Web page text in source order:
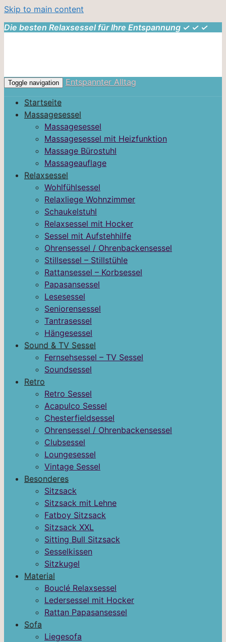
Skip to main content
Die besten Relaxsessel für Ihre Entspannung ✓ ✓ ✓
Toggle navigation
Entspannter Alltag
Startseite
Massagesessel
Massagesessel
Massagesessel mit Heizfunktion
Massage Bürostuhl
Massageauflage
Relaxsessel
Wohlfühlsessel
Relaxliege Wohnzimmer
Schaukelstuhl
Relaxsessel mit Hocker
Sessel mit Aufstehhilfe
Ohrensessel / Ohrenbackensessel
Stillsessel – Stillstühle
Rattansessel – Korbsessel
Papasansessel
Lesesessel
Seniorensessel
Tantrasessel
Hängesessel
Sound & TV Sessel
Fernsehsessel – TV Sessel
Soundsessel
Retro
Retro Sessel
Acapulco Sessel
Chesterfieldsessel
Ohrensessel / Ohrenbackensessel
Clubsessel
Loungesessel
Vintage Sessel
Besonderes
Sitzsack
Sitzsack mit Lehne
Fatboy Sitzsack
Sitzsack XXL
Sitting Bull Sitzsack
Sesselkissen
Sitzkugel
Material
Bouclé Relaxsessel
Ledersessel mit Hocker
Rattan Papasansessel
Sofa
Liegesofa